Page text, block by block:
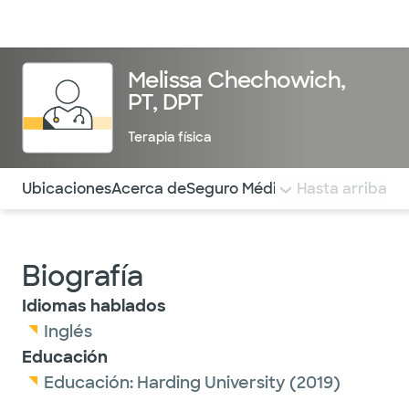
Melissa Chechowich,
PT, DPT
Terapia física
Utilice esta navegación para saltar rápidamente a
UbicacionesAcerca deSeguro Médico COMENTARIOS
Hasta arriba
Biografía
Idiomas hablados
Inglés
Educación
Educación: Harding University (2019)